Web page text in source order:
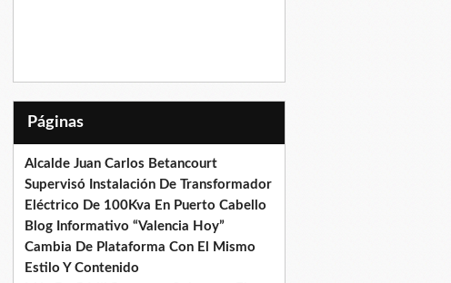
Páginas
Alcalde Juan Carlos Betancourt
Supervisó Instalación De Transformador
Eléctrico De 100Kva En Puerto Cabello
Blog Informativo “Valencia Hoy”
Cambia De Plataforma Con El Mismo
Estilo Y Contenido